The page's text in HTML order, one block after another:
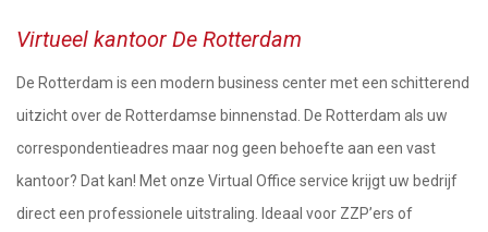
Virtueel kantoor De Rotterdam
De Rotterdam is een modern business center met een schitterend
uitzicht over de Rotterdamse binnenstad. De Rotterdam als uw
correspondentieadres maar nog geen behoefte aan een vast
kantoor? Dat kan! Met onze Virtual Office service krijgt uw bedrijf
direct een professionele uitstraling. Ideaal voor ZZP’ers of